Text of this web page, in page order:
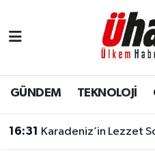
GÜNDEM TEKNOLOJİ
16:31 Karadeniz’in Lezzet
İstanbul Nöbetçi
İstanbul Hava